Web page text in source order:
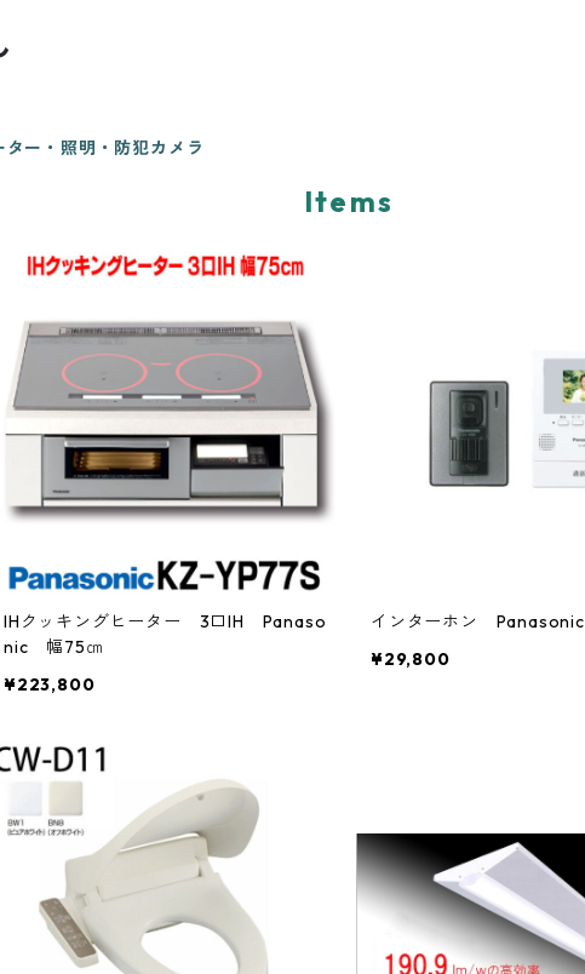
ー・照明・防犯カメラ
Items
IHクッキングヒーター 3口IH Panaso
nic 幅75㎝
¥223,800
インターホン Panasonic
¥29,800